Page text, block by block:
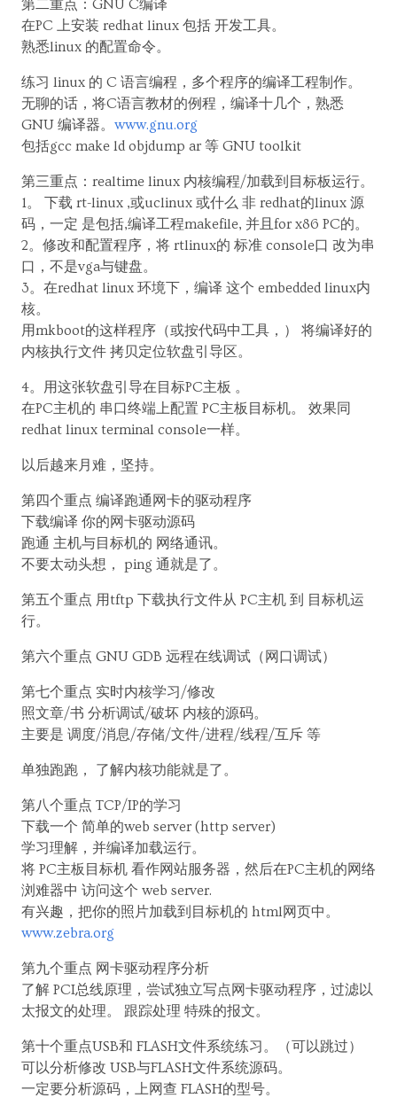
第二重点：GNU C编译
在PC 上安装 redhat linux 包括 开发工具。
熟悉linux 的配置命令。
练习 linux 的 C 语言编程，多个程序的编译工程制作。
无聊的话，将C语言教材的例程，编译十几个，熟悉
GNU 编译器。 www.gnu.org
包括gcc make ld objdump ar 等 GNU toolkit
第三重点：realtime linux 内核编程/加载到目标板运行。
1。 下载 rt-linux ,或uclinux 或什么 非 redhat的linux 源
码，一定 是包括,编译工程makefile, 并且for x86 PC的。
2。修改和配置程序，将 rtlinux的 标准 console口 改为串
口，不是vga与键盘。
3。在redhat linux 环境下，编译 这个 embedded linux内
核。
用mkboot的这样程序（或按代码中工具，） 将编译好的
内核执行文件 拷贝定位软盘引导区。
4。用这张软盘引导在目标PC主板 。
在PC主机的 串口终端上配置 PC主板目标机。 效果同
redhat linux terminal console一样。
以后越来月难，坚持。
第四个重点 编译跑通网卡的驱动程序
下载编译 你的网卡驱动源码
跑通 主机与目标机的 网络通讯。
不要太动头想， ping 通就是了。
第五个重点 用tftp 下载执行文件从 PC主机 到 目标机运
行。
第六个重点 GNU GDB 远程在线调试（网口调试）
第七个重点 实时内核学习/修改
照文章/书 分析调试/破坏 内核的源码。
主要是 调度/消息/存储/文件/进程/线程/互斥 等
单独跑跑， 了解内核功能就是了。
第八个重点 TCP/IP的学习
下载一个 简单的web server (http server)
学习理解，并编译加载运行。
将 PC主板目标机 看作网站服务器，然后在PC主机的网络
浏难器中 访问这个 web server.
有兴趣，把你的照片加载到目标机的 html网页中。
www.zebra.org
第九个重点 网卡驱动程序分析
了解 PCI总线原理，尝试独立写点网卡驱动程序，过滤以
太报文的处理。 跟踪处理 特殊的报文。
第十个重点USB和 FLASH文件系统练习。（可以跳过）
可以分析修改 USB与FLASH文件系统源码。
一定要分析源码，上网查 FLASH的型号。